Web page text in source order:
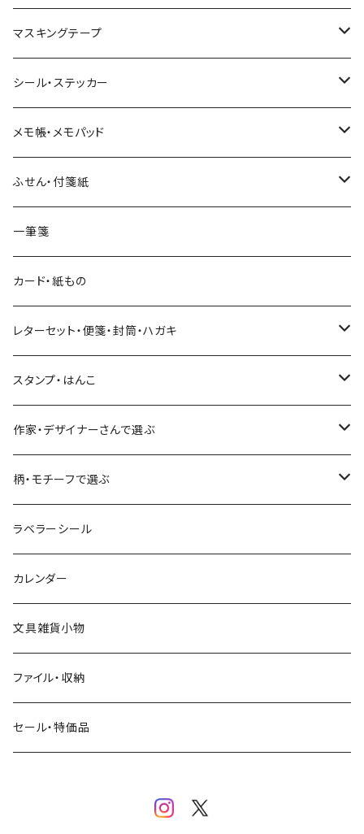
マスキングテープ
ヨハク
和紙
透明クリア
Hutte paper works （プロペラスタジオ）
ネクタイ
透明クリアテープ
柄・モチーフで選ぶ（マステ）
いちご・ストロベリー
フルーツ・野菜
ミモザ
お花・フラワー・グリーン・植物
マインドウェイブ
水縞
大枝活版室
星燈社
ミナペルホネン
BGM
eric
SAIEN
田村美紀
パピアプラッツ（作家もの）
シール・ステッカー
フレークシール
パピアプラッツ（作家もの）
ヨハク
ステッカーシール
マインドウェイブ
田村美紀
立体シール
メモ帳・メモパッド
ヨハク
HUTTE PAPER WORKS
表現社（作家もの）
星燈社
古川紙工
大枝活版室
ふせん・付箋紙
ヨハク
HUTTE PAPER WORKS
古川紙工
表現社（作家もの）
ロール付箋
一筆箋
カード・紙もの
レターセット・便箋・封筒・ハガキ
古川紙工
表現社（作家もの）
スタンプ・はんこ
Hutte paper works
ヨハク
作家・デザイナーさんで選ぶ
ネクタイ
Hutte paper works
ヨハク
eric
浅野みどり
西淑
柄・モチーフで選ぶ
フルーツ
食べ物・フード・スイーツ
パン・ブレッド
カフェ
コーヒー・飲み物・クリームソーダ
ラベラーシール
カレンダー
文具雑貨小物
ファイル・収納
セール・特価品